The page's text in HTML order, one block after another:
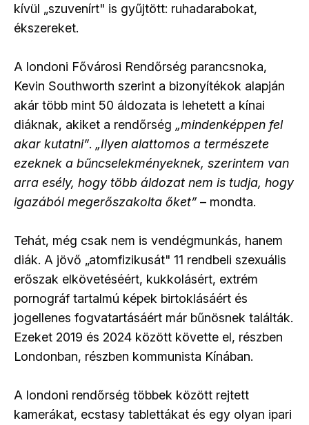
kívül „szuvenírt" is gyűjtött: ruhadarabokat,
ékszereket.
A londoni Fővárosi Rendőrség parancsnoka,
Kevin Southworth szerint a bizonyítékok alapján
akár több mint 50 áldozata is lehetett a kínai
diáknak, akiket a rendőrség „mindenképpen fel
akar kutatni”. „Ilyen alattomos a természete
ezeknek a bűncselekményeknek, szerintem van
arra esély, hogy több áldozat nem is tudja, hogy
igazából megerőszakolta őket” – mondta.
Tehát, még csak nem is vendégmunkás, hanem
diák. A jövő „atomfizikusát" 11 rendbeli szexuális
erőszak elkövetéséért, kukkolásért, extrém
pornográf tartalmú képek birtoklásáért és
jogellenes fogvatartásáért már bűnösnek találták.
Ezeket 2019 és 2024 között követte el, részben
Londonban, részben kommunista Kínában.
A londoni rendőrség többek között rejtett
kamerákat, ecstasy tablettákat és egy olyan ipari